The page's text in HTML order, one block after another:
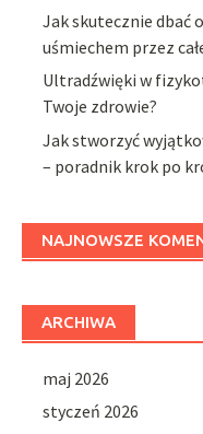
Jak skutecznie dbać
uśmiechem przez
Ultradźwięki w
Twoje zdrowie?
Jak stworzyć
– poradnik krok po
NAJNOWSZE
ARCHIWA
maj 2026
styczeń 2026